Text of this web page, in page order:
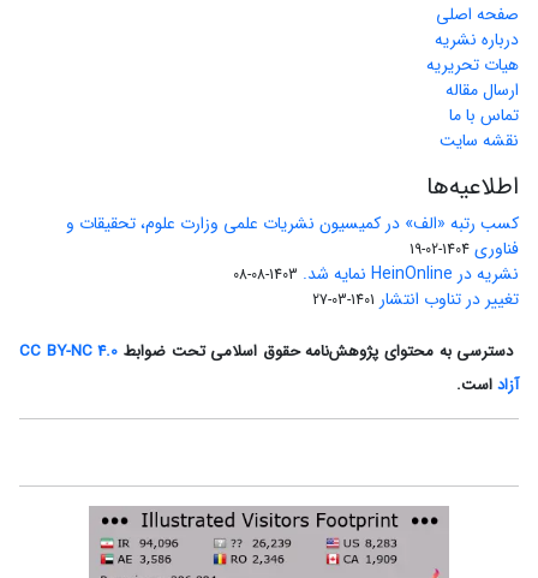
صفحه اصلی
درباره نشریه
هیات تحریریه
ارسال مقاله
تماس با ما
نقشه سایت
اطلاعیه‌ها
کسب رتبه «الف» در کمیسیون نشریات علمی وزارت علوم، تحقیقات و
فناوری 1404-02-19
نشریه در HeinOnline نمایه شد. 1403-08-08
تغییر در تناوب انتشار 1401-03-27
دسترسی به محتوای پژوهش‌نامه حقوق اسلامی تحت ضوابط CC BY-NC 4.0
آزاداست.